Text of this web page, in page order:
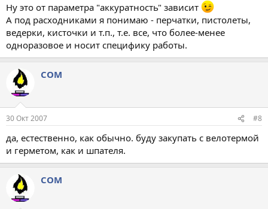
Ну это от параметра "аккуратность" зависит
А под расходниками я понимаю - перчатки, пистолеты,
ведерки, кисточки и т.п., т.е. все, что более-менее
одноразовое и носит специфику работы.
COM
30 Окт 2007 #8
да, естественно, как обычно. буду закупать с велотермой
и герметом, как и шпателя.
COM